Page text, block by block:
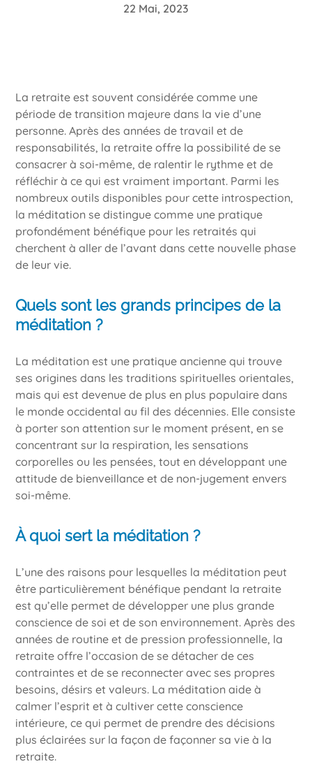
22 Mai, 2023
La retraite est souvent considérée comme une
période de transition majeure dans la vie d’une
personne. Après des années de travail et de
responsabilités, la retraite offre la possibilité de se
consacrer à soi-même, de ralentir le rythme et de
réfléchir à ce qui est vraiment important. Parmi les
nombreux outils disponibles pour cette introspection,
la méditation se distingue comme une pratique
profondément bénéfique pour les retraités qui
cherchent à aller de l’avant dans cette nouvelle phase
de leur vie.
Quels sont les grands principes de la
méditation ?
La méditation est une pratique ancienne qui trouve
ses origines dans les traditions spirituelles orientales,
mais qui est devenue de plus en plus populaire dans
le monde occidental au fil des décennies. Elle consiste
à porter son attention sur le moment présent, en se
concentrant sur la respiration, les sensations
corporelles ou les pensées, tout en développant une
attitude de bienveillance et de non-jugement envers
soi-même.
À quoi sert la méditation ?
L’une des raisons pour lesquelles la méditation peut
être particulièrement bénéfique pendant la retraite
est qu’elle permet de développer une plus grande
conscience de soi et de son environnement. Après des
années de routine et de pression professionnelle, la
retraite offre l’occasion de se détacher de ces
contraintes et de se reconnecter avec ses propres
besoins, désirs et valeurs. La méditation aide à
calmer l’esprit et à cultiver cette conscience
intérieure, ce qui permet de prendre des décisions
plus éclairées sur la façon de façonner sa vie à la
retraite.